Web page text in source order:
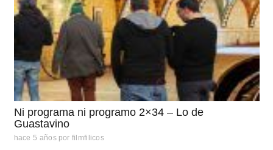
Ni programa ni programo 2×34 – Lo de
Guastavino
hace 5 años por filmfilicos